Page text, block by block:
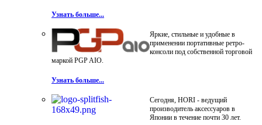
Узнать больше...
Яркие, стильные и удобные в
применении портативные ретро-
консоли под собственной торговой
маркой PGP AIO.
Узнать больше...
Сегодня, HORI - ведущий
производитель аксессуаров в
Японии в течение почти 30 лет.